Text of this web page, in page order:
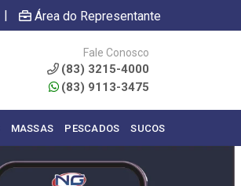
| Área do Representante
Fale Conosco
(83) 3215-4000
(83) 9113-3475
MASSAS PESCADOS SUCOS